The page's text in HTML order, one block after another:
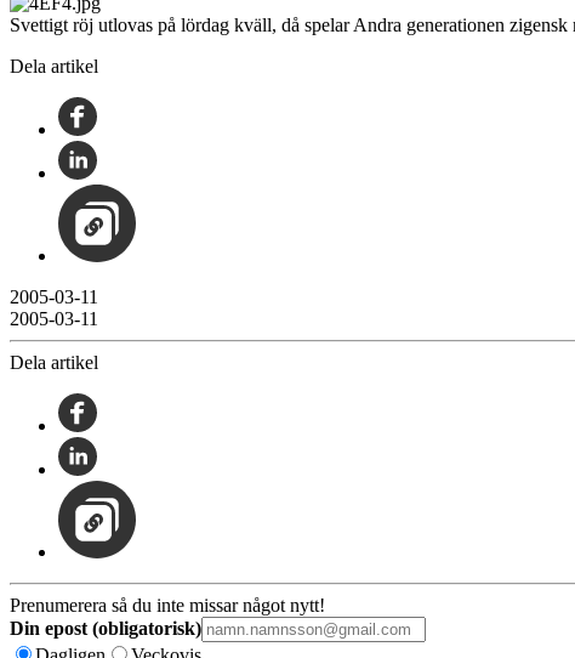
Svettigt röj utlovas på lördag kväll, då spelar Andra generationen
Dela artikel
2005-03-11
2005-03-11
Dela artikel
Prenumerera så du inte missar något nytt!
Din epost (obligatorisk)